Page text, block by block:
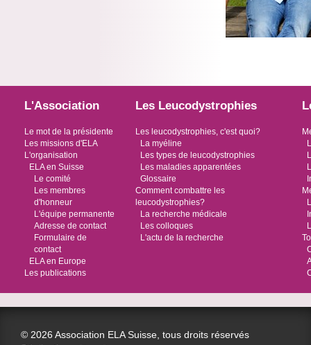
L'Association
Le mot de la présidente
Les missions d'ELA
L'organisation
ELA en Suisse
Le comité
Les membres
d'honneur
L'équipe permanente
Adresse de contact
Formulaire de
contact
ELA en Europe
Les publications
Les Leucodystrophies
Les leucodystrophies, c'est quoi?
La myéline
Les types de leucodystrophies
Les maladies apparentées
Glossaire
Comment combattre les
leucodystrophies?
La recherche médicale
Les colloques
L'actu de la recherche
© 2026 Association ELA Suisse, tous droits réservés